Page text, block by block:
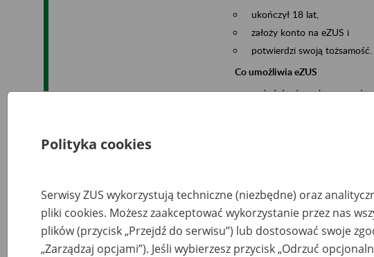
ukończył 18 lat,
założy konto na eZUS i
potwierdzi swoją tożsamość.
Co umożliwia eZUS
wgląd do danych
zadawanie pytań i
możesz sprawdzić swoje
masz dostęp do informacji
masz dostę do informacji o
Polityka cookies
Serwisy ZUS wykorzystują techniczne (niezbędne) oraz
pliki cookies. Możesz zaakceptować wykorzystanie przez nas
plików (przycisk „Przejdź do serwisu”) lub dostosować swoje
„Zarządzaj opcjami”). Jeśli wybierzesz przycisk „Odrzuć